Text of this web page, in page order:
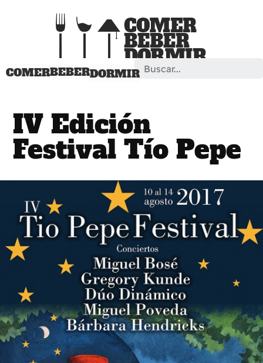
COMERBEBERDORMIR
Search
IV Edición
Festival Tío Pepe